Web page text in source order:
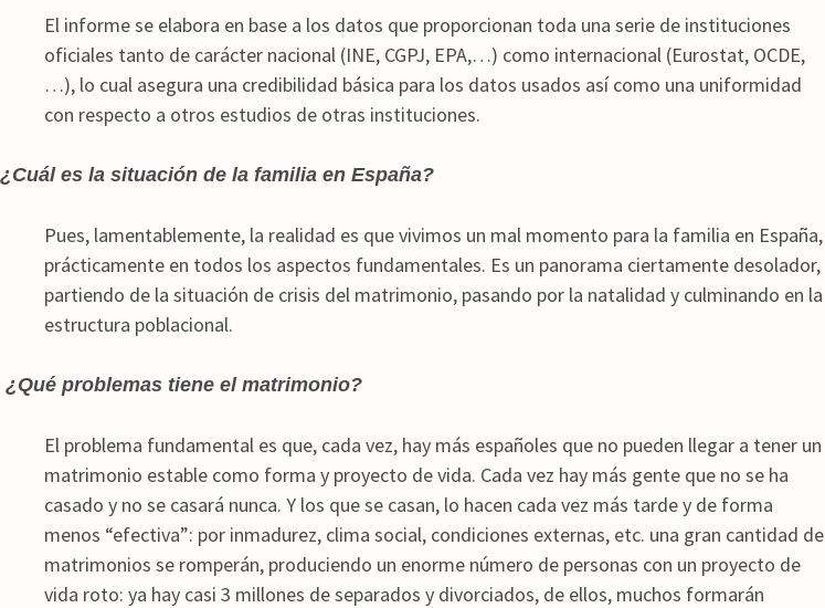
El informe se elabora en base a los datos que proporcionan toda una serie de instituciones
oficiales tanto de carácter nacional (INE, CGPJ, EPA,…) como internacional (Eurostat, OCDE,
…), lo cual asegura una credibilidad básica para los datos usados así como una uniformidad
con respecto a otros estudios de otras instituciones.
¿Cuál es la situación de la familia en España?
Pues, lamentablemente, la realidad es que vivimos un mal momento para la familia en España,
prácticamente en todos los aspectos fundamentales. Es un panorama ciertamente desolador,
partiendo de la situación de crisis del matrimonio, pasando por la natalidad y culminando en la
estructura poblacional.
¿Qué problemas tiene el matrimonio?
El problema fundamental es que, cada vez, hay más españoles que no pueden llegar a tener un
matrimonio estable como forma y proyecto de vida. Cada vez hay más gente que no se ha
casado y no se casará nunca. Y los que se casan, lo hacen cada vez más tarde y de forma
menos “efectiva”: por inmadurez, clima social, condiciones externas, etc. una gran cantidad de
matrimonios se romperán, produciendo un enorme número de personas con un proyecto de
vida roto: ya hay casi 3 millones de separados y divorciados, de ellos, muchos formarán